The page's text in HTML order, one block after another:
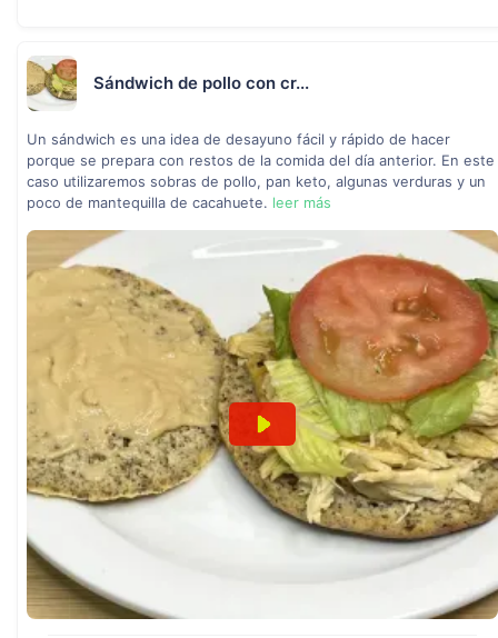
Sándwich de pollo con cr...
Un sándwich es una idea de desayuno fácil y rápido de hacer
porque se prepara con restos de la comida del día anterior. En este
caso utilizaremos sobras de pollo, pan keto, algunas verduras y un
poco de mantequilla de cacahuete. leer más